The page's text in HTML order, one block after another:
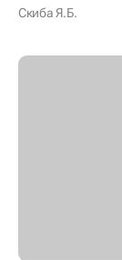
Скиба Я.Б.